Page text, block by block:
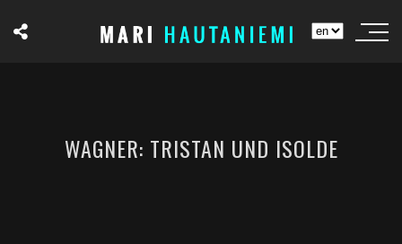
WAGNER: TRISTAN UND ISOLDE